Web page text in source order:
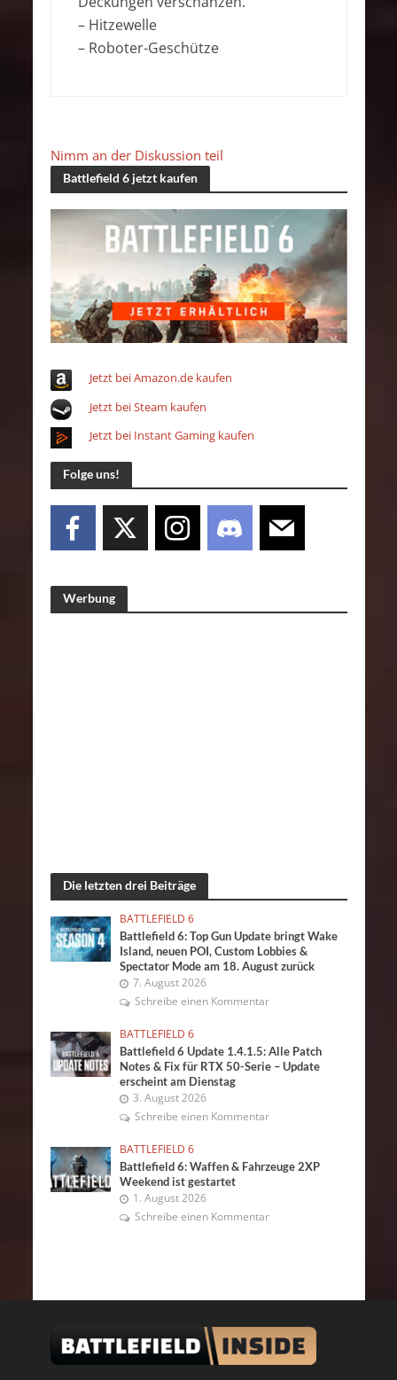
– Hitzewelle
– Roboter-Geschütze
Nimm an der Diskussion teil
Battlefield 6 jetzt kaufen
Jetzt bei Amazon.de kaufen
Jetzt bei Steam kaufen
Jetzt bei Instant Gaming kaufen
Folge uns!
Werbung
Die letzten drei Beiträge
BATTLEFIELD 6
Battlefield 6: Top Gun Update bringt Wake
Island, neuen POI, Custom Lobbies &
Spectator Mode am 18. August zurück
7. August 2026
Schreibe einen Kommentar
BATTLEFIELD 6
Battlefield 6 Update 1.4.1.5: Alle Patch
Notes & Fix für RTX 50-Serie – Update
erscheint am Dienstag
3. August 2026
Schreibe einen Kommentar
BATTLEFIELD 6
Battlefield 6: Waffen & Fahrzeuge 2XP
Weekend ist gestartet
1. August 2026
Schreibe einen Kommentar